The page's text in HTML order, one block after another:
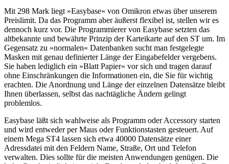
Mit 298 Mark liegt »Easybase« von Omikron etwas über unserem
Preislimit. Da das Programm aber äußerst flexibel ist, stellen wir es
dennoch kurz vor. Die Programmierer von Easybase setzten das
altbekannte und bewährte Prinzip der Karteikarte auf den ST um. Im
Gegensatz zu »normalen« Datenbanken sucht man festgelegte
Masken mit genau definierter Länge der Eingabefelder vergebens.
Sie haben lediglich ein »Blatt Papier« vor sich und tragen darauf
ohne Einschränkungen die Informationen ein, die Sie für wichtig
erachten. Die Anordnung und Länge der einzelnen Datensätze bleibt
Ihnen überlassen, selbst das nachtägliche Ändern gelingt
problemlos.
Easybase läßt sich wahlweise als Programm oder Accessory starten
und wird entweder per Maus oder Funktionstasten gesteuert. Auf
einem Mega ST4 lassen sich etwa 40000 Datensätze einer
Adressdatei mit den Feldern Name, Straße, Ort und Telefon
verwalten. Dies sollte für die meisten Anwendungen genügen. Die